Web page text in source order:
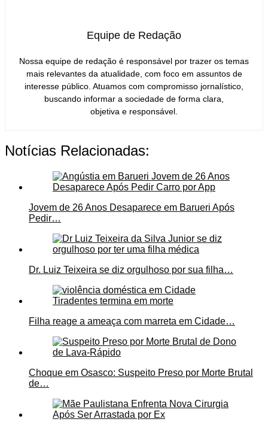
Equipe de Redação
Nossa equipe de redação é responsável por trazer os temas
mais relevantes da atualidade, com foco em assuntos de
interesse público. Atuamos com compromisso jornalístico,
buscando informar a sociedade de forma clara,
objetiva e responsável.
Notícias Relacionadas:
Jovem de 26 Anos Desaparece em Barueri Após
Pedir…
Dr. Luiz Teixeira se diz orgulhoso por sua filha…
Filha reage a ameaça com marreta em Cidade…
Choque em Osasco: Suspeito Preso por Morte Brutal
de…